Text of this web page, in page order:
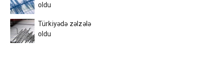
oldu
Türkiyədə zəlzələ
oldu